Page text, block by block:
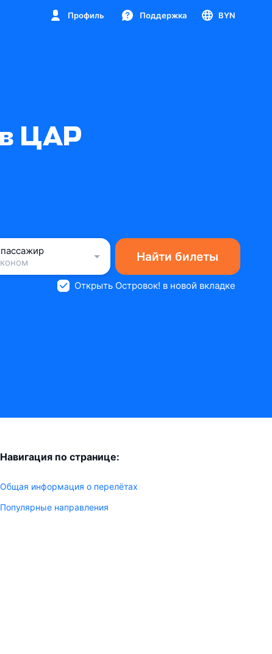
Профиль Поддержка BYN
в ЦАР
пассажир
Найти билеты
Открыть Островок! в новой вкладке
Навигация по странице:
Общая информация о перелётах
Популярные направления